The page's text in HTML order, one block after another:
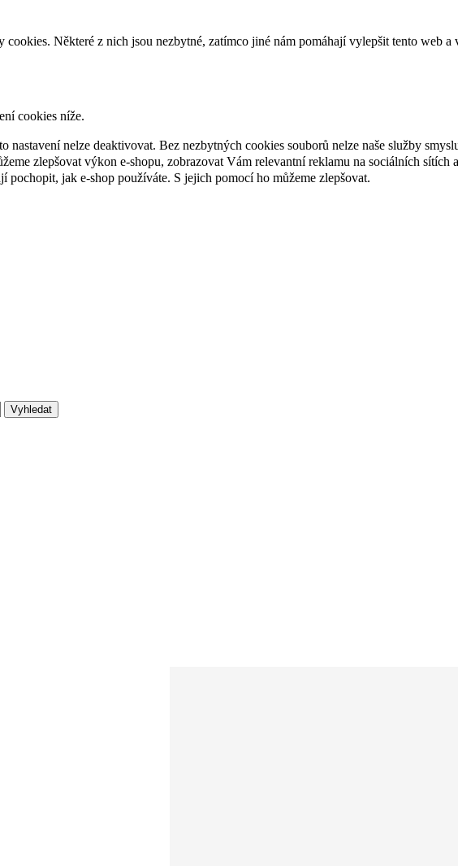
Některé z nich jsou nezbytné, zatímco jiné nám pomáhají vylepšit tento web
cookies níže.
nastavení nelze deaktivovat. Bez nezbytných cookies souborů nelze naše služby
zlepšovat výkon e-shopu, zobrazovat Vám relevantní reklamu na sociálních sítích
pochopit, jak e-shop používáte. S jejich pomocí ho můžeme zlepšovat.
Vyhledat